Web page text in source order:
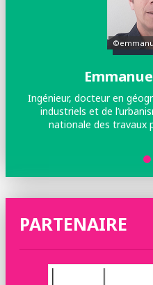
Ingénieur, docteur en
industriels et de
nationale des travaux
PARTENAIRE